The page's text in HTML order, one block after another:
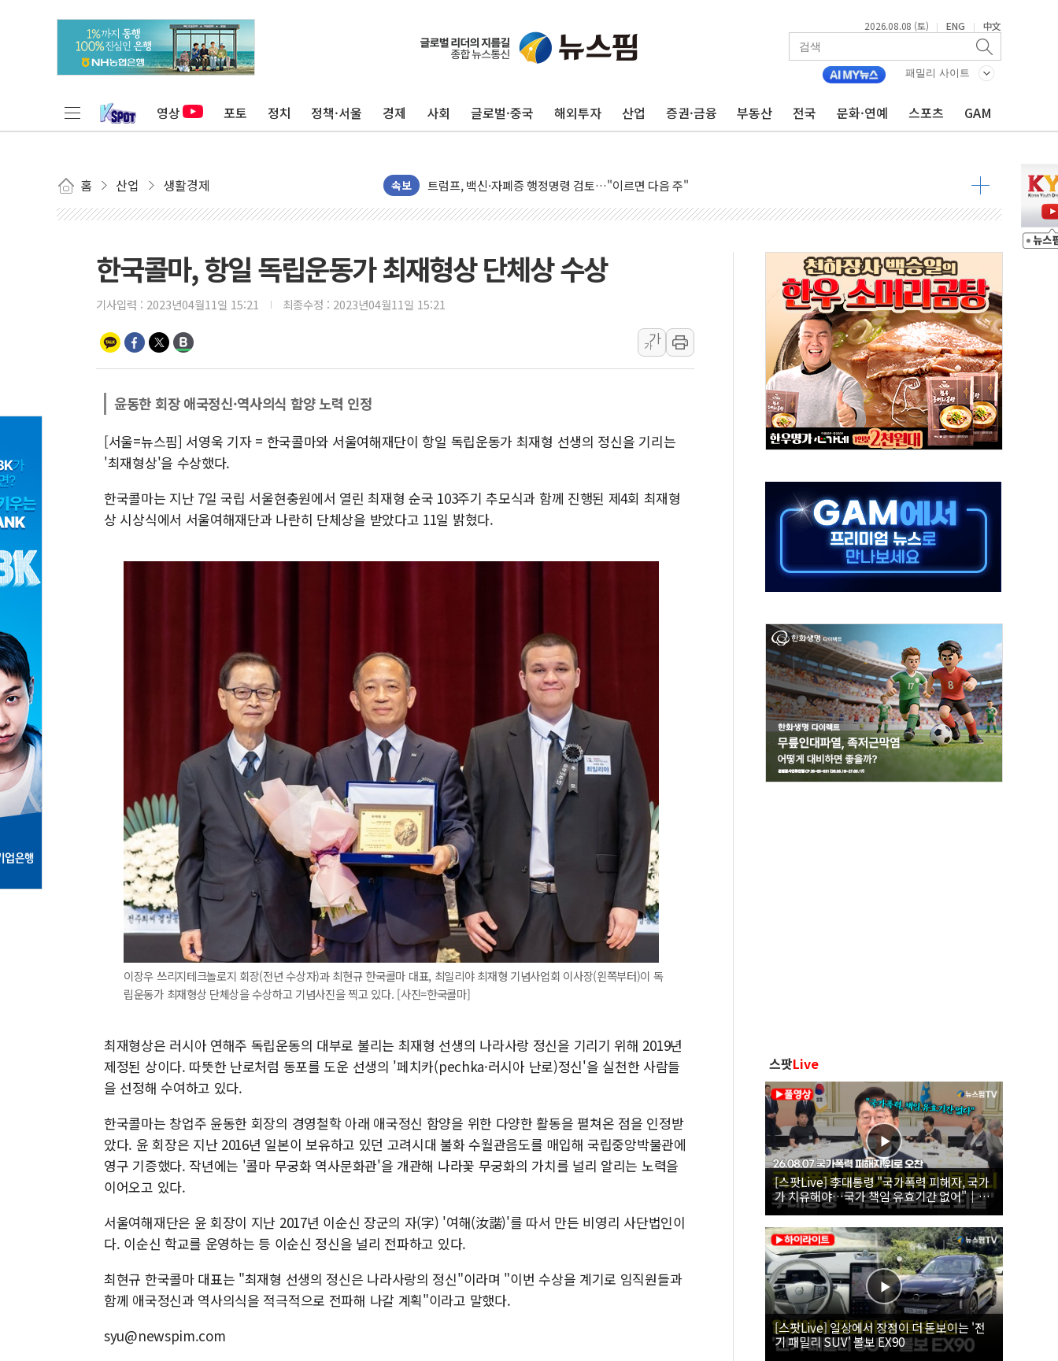
2026.08.08 (토) | ENG | 中文
패밀리 사이트
영상 포토 정치 정책·서울 경제 사회 글로벌·중국 해외투자 산업 증권·금융 부동산 전국 문화·연예 스포츠 GAM
홈 산업 생활경제 속보
뉴욕증시, 고용 쇼크에 금리 인상 우려 후퇴…S&P500 최고치
트럼프, 쿡 연준 이사 해임 재추진…"26일까지 의혹 소명" 요구
미 연준 매파 기세 꺾이나…고용 감소에 9월 동결 전망 우세
[종합] 이슬람 수니파 3국, '공동방위협정' 체결… 이스라엘·이란 위협에 맞설 자체 억지력 강화
美 항소법원, 백악관 무도회장 공사 중단 명령…트럼프 제동
이란 핵심 원유 수출항 '하르그섬', 최근 1주일 이상 '올스톱'… 美 해상봉쇄 영향
[AI MY 뉴스] 뉴욕 반도체주 프리뷰...美 고용 쇼크에 반도체주 '활짝'
뉴욕증시 프리뷰, 美 고용 쇼크에 금리 인상 우려 후퇴…나스닥 선물 1%대 상승
[종합] 美 7월 고용 2만3000명 감소 '쇼크'…9월 금리 인상 기대 후퇴
[사진] 이슬람 수니파 3개국, 공동방위협정 체결
뉴욕증시 개장 전 특징주...아틀라시안·클라우드플레어·태양광주↑ VS 트레이드데스크·웬디스↓
보훈부, 미 DPAA와 MOU… "6·25 미군 실종자 7359명 끝까지 찾겠다"
李 "해남 태양광, 대한민국 다음 100년 밑거름…수도권 집중 완화 전환점"
트럼프, 中 겨냥 폴리실리콘 관세 15% 부과…美 태양광주 급등
한국콜마, 항일 독립운동가 최재형상 단체상 수상
기사입력 : 2023년04월11일 15:21 최종수정 : 2023년04월11일 15:21
가
가
윤동한 회장 애국정신·역사의식 함양 노력 인정
[서울=뉴스핌] 서영욱 기자 = 한국콜마와 서울여해재단이 항일 독립운동가 최재형 선생의 정신을 기리는
'최재형상'을 수상했다.
한국콜마는 지난 7일 국립 서울현충원에서 열린 최재형 순국 103주기 추모식과 함께 진행된 제4회 최재형
상 시상식에서 서울여해재단과 나란히 단체상을 받았다고 11일 밝혔다.
이장우 쓰리지테크놀로지 회장(전년 수상자)과 최현규 한국콜마 대표, 최일리야 최재형 기념사업회 이사장(왼쪽부터)이 독
립운동가 최재형상 단체상을 수상하고 기념사진을 찍고 있다. [사진=한국콜마]
최재형상은 러시아 연해주 독립운동의 대부로 불리는 최재형 선생의 나라사랑 정신을 기리기 위해 2019년
제정된 상이다. 따뜻한 난로처럼 동포를 도운 선생의 '페치카(pechka·러시아 난로)정신'을 실천한 사람들
을 선정해 수여하고 있다.
한국콜마는 창업주 윤동한 회장의 경영철학 아래 애국정신 함양을 위한 다양한 활동을 펼쳐온 점을 인정받
았다. 윤 회장은 지난 2016년 일본이 보유하고 있던 고려시대 불화 수월관음도를 매입해 국립중앙박물관에
영구 기증했다. 작년에는 '콜마 무궁화 역사문화관'을 개관해 나라꽃 무궁화의 가치를 널리 알리는 노력을
이어오고 있다.
서울여해재단은 윤 회장이 지난 2017년 이순신 장군의 자(字) '여해(汝諧)'를 따서 만든 비영리 사단법인이
다. 이순신 학교를 운영하는 등 이순신 정신을 널리 전파하고 있다.
최현규 한국콜마 대표는 "최재형 선생의 정신은 나라사랑의 정신"이라며 "이번 수상을 계기로 임직원들과
함께 애국정신과 역사의식을 적극적으로 전파해 나갈 계획"이라고 말했다.
syu@newspim.com
스팟Live
[스팟Live] 李대통령 "국가폭력 피해자, 국가
가 치유해야…국가 책임 유효기간 없어"｜
26.08.07 국가폭력 피해자 위로 오찬
[스팟Live] 일상에서 장점이 더 돋보이는 '전
기 패밀리 SUV' 볼보 EX90